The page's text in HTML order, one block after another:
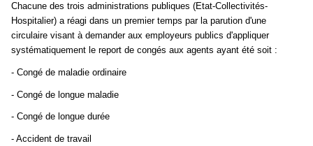
Chacune des trois administrations publiques (Etat-Collectivités-
Hospitalier) a réagi dans un premier temps par la parution d'une
circulaire visant à demander aux employeurs publics d'appliquer
systématiquement le report de congés aux agents ayant été soit :
- Congé de maladie ordinaire
- Congé de longue maladie
- Congé de longue durée
- Accident de travail